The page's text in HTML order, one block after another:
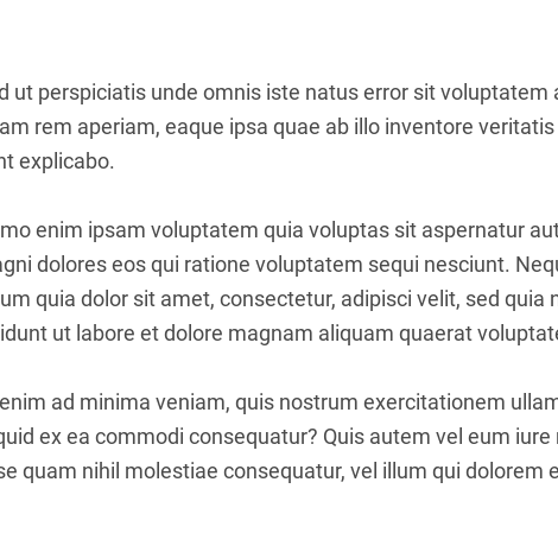
ut perspiciatis unde omnis iste natus error sit
rem aperiam, eaque ipsa quae ab illo inventore
explicabo.
enim ipsam voluptatem quia voluptas sit aspernatur
dolores eos qui ratione voluptatem sequi nesciunt.
quia dolor sit amet, consectetur, adipisci velit, sed
ut labore et dolore magnam aliquam quaerat
ad minima veniam, quis nostrum exercitationem
ex ea commodi consequatur? Quis autem vel eum
quam nihil molestiae consequatur, vel illum qui dolorem